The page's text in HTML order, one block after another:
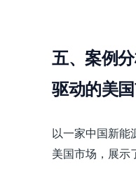
五、 案例
驱动的美
以一家中国新能
美国市场，展示